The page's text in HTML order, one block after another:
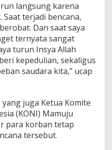
langsung karena
Saat terjadi bencana,
Dan saat saya
ternyata sangat
turun Insya Allah
kepedulian, sekaligus
saudara kita,” ucap
juga Ketua Komite
(KONI) Mamuju
para korban tetap
tersebut.